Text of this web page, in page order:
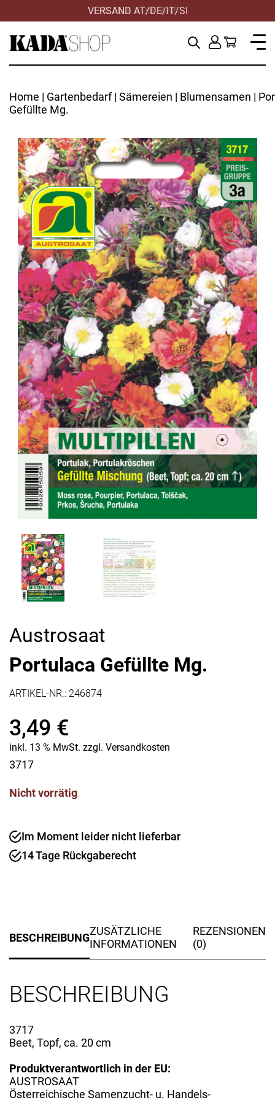
VERSAND AT/DE/IT/SI
Home | Gartenbedarf| Sämereien | Blumensamen |
Gefüllte Mg.
Austrosaat
Portulaca Gefüllte Mg.
ARTIKEL-NR.: 246874
3,49 €
inkl. 13 % MwSt. zzgl. Versandkosten
3717
Nicht vorrätig
Im Moment leider nicht lieferbar
14 Tage Rückgaberecht
BESCHREIBUNGZUSÄTZLICHE
INFORMATIONEN
REZENSIONEN
(0)
BESCHREIBUNG
3717
Beet, Topf, ca. 20 cm
Produktverantwortlich in der EU:
AUSTROSAAT
Österreichische Samenzucht- u. Handels-